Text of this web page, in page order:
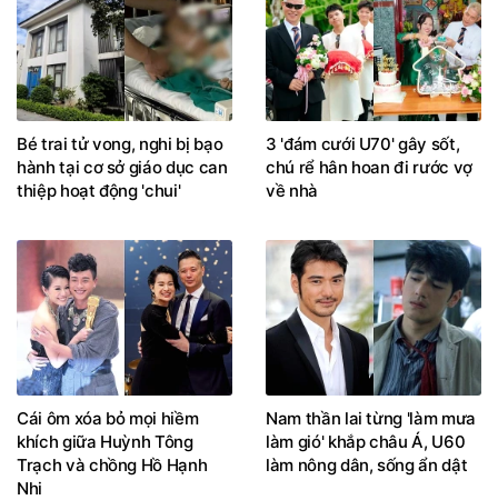
Bé trai tử vong, nghi bị bạo
hành tại cơ sở giáo dục can
thiệp hoạt động 'chui'
3 'đám cưới U70' gây sốt,
chú rể hân hoan đi rước vợ
về nhà
Cái ôm xóa bỏ mọi hiềm
khích giữa Huỳnh Tông
Trạch và chồng Hồ Hạnh
Nhi
Nam thần lai từng 'làm mưa
làm gió' khắp châu Á, U60
làm nông dân, sống ẩn dật